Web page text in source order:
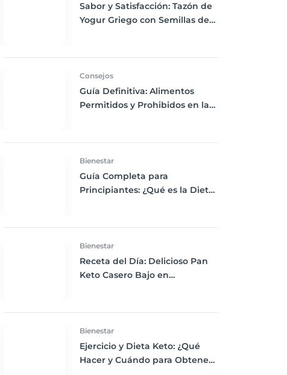
Sabor y Satisfacción: Tazón de
Yogur Griego con Semillas de
Consejos
Guía Definitiva: Alimentos
Permitidos y Prohibidos en la
Bienestar
Guía Completa para
Principiantes: ¿Qué es la Dieta
Bienestar
Receta del Día: Delicioso Pan
Keto Casero Bajo en
Bienestar
Ejercicio y Dieta Keto: ¿Qué
Hacer y Cuándo para Obtener